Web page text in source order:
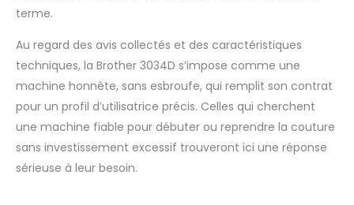
terme.
Au regard des avis collectés et des caractéristiques
techniques, la Brother 3034D s’impose comme une
machine honnête, sans esbroufe, qui remplit son contrat
pour un profil d’utilisatrice précis. Celles qui cherchent
une machine fiable pour débuter ou reprendre la couture
sans investissement excessif trouveront ici une réponse
sérieuse à leur besoin.